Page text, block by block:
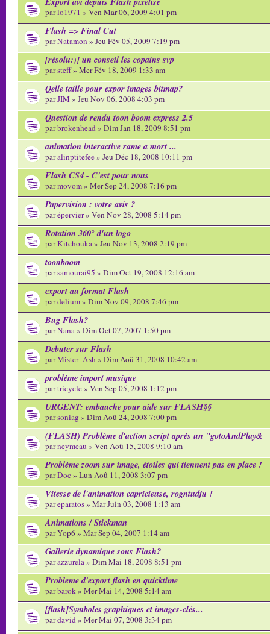
parlo1971 » Ven Mar 06, 2009 4:01 pm
Flash => Final Cut
parNatamon » Jeu Fév 05, 2009 7:19 pm
[résolu:)] un conseil les copains svp
parsteff» Mer Fév 18, 2009 1:33 am
Qelle taille pour expor images bitmap?
parJIM» Jeu Nov 06, 2008 4:03 pm
Question de rendu toon boom express 2.5
parbrokenhead» Dim Jan 18, 2009 8:51 pm
animation interactive rame a mort ...
paralinptitefee» Jeu Déc 18, 2008 10:11 pm
Flash CS4 - C'est pour nous
parmovom» Mer Sep 24, 2008 7:16 pm
Papervision : votre avis ?
parépervier» Ven Nov 28, 2008 5:14 pm
Rotation 360° d'un logo
parKitchouka» Jeu Nov 13, 2008 2:19 pm
toonboom
parsamourai95 » Dim Oct 19, 2008 12:16 am
export au format Flash
pardelium» Dim Nov 09, 2008 7:46 pm
Bug Flash?
parNana» Dim Oct 07, 2007 1:50 pm
Debuter sur Flash
parMister_Ash» Dim Aoû 31, 2008 10:42 am
problème import musique
partricycle» Ven Sep 05, 2008 1:12 pm
URGENT: embauche pour aide sur FLASH§§
parsoniag » Dim Aoû 24, 2008 7:00 pm
(FLASH) Problème d'action script après un "gotoAndPlay&
parneymeau » Ven Aoû 15, 2008 9:10 am
Problème zoom sur image, étoiles qui tiennent pas en place !
parDoc» Lun Aoû 11, 2008 3:07 pm
Vitesse de l'animation capricieuse, rogntudju !
pareparatos» Mar Juin 03, 2008 1:13 am
Animations / Stickman
par Yop6 » Mar Sep 04, 2007 1:14 am
Gallerie dynamique sous Flash?
parazzurela» Dim Mai 18, 2008 8:51 pm
Probleme d'export flash en quicktime
parbarok» Mer Mai 14, 2008 5:14 am
[flash]Symboles graphiques et images-clés...
pardavid» Mer Mai 07, 2008 3:34 pm